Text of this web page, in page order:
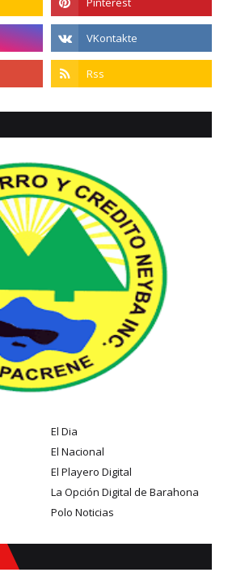
El Dia
El Nacional
El Playero Digital
La Opción Digital de Barahona
Polo Noticias